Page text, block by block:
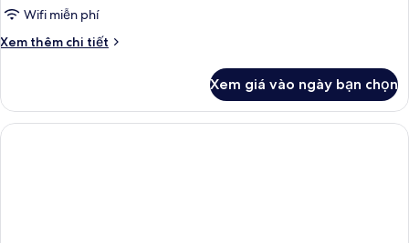
Wifi miễn phí
Xem thêm chi tiết
Chi
Phòng
Xem giá vào ngày bạn chọn